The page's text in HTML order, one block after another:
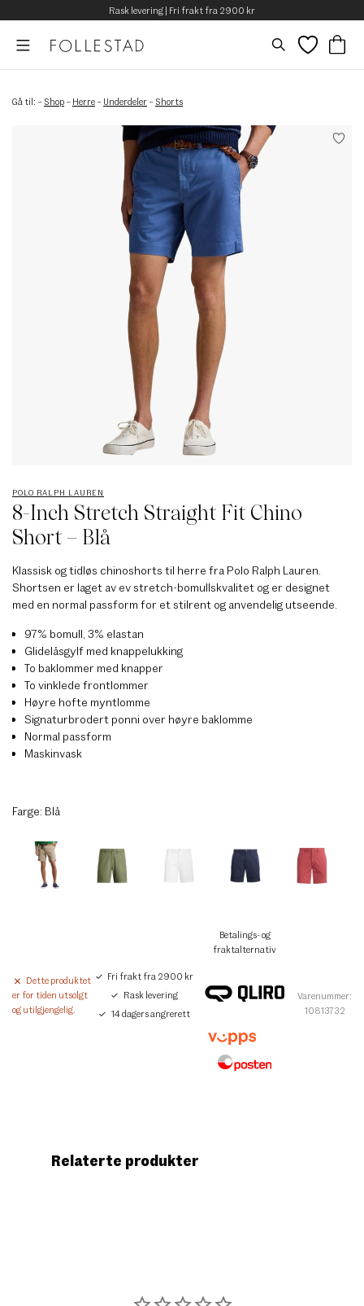
Rask levering | Fri frakt fra 2900 kr
Gå til: – Shop – Herre – Underdeler – Shorts
POLO RALPH LAUREN
8-Inch Stretch Straight Fit Chino
Short – Blå
Klassisk og tidløs chinoshorts til herre fra Polo Ralph Lauren.
Shortsen er laget av ev stretch-bomullskvalitet og er designet
med en normal passform for et stilrent og anvendelig utseende.
97% bomull, 3% elastan
Glidelåsgylf med knappelukking
To baklommer med knapper
To vinklede frontlommer
Høyre hofte myntlomme
Signaturbrodert ponni over høyre baklomme
Normal passform
Maskinvask
Farge: Blå
Dette produktet
er for tiden utsolgt
og utilgjengelig.
Fri frakt fra 2900 kr
Rask levering
14 dagers angrerett
Betalings- og
fraktalternativ
Varenummer:
10813732
Relaterte produkter